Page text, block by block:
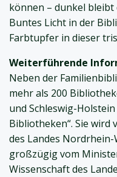
können – dunkel bleibt
Buntes Licht in der
Farbtupfer in dieser
Weiterführende
Neben der
mehr als 200
und Schleswig-
Bibliotheken“. Sie wird
des Landes
großzügig vom
Wissenschaft des